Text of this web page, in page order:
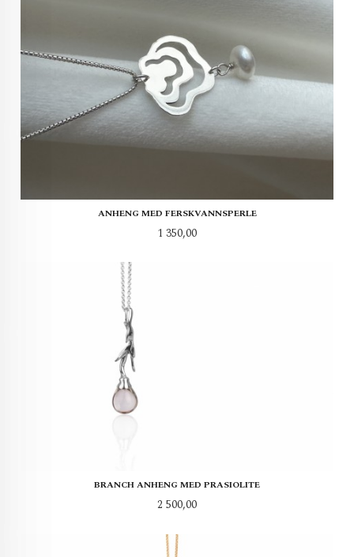
ANHENG MED FERSKVANNSPERLE
Pris
1 350,00
BRANCH ANHENG MED PRASIOLITE
Pris
2 500,00